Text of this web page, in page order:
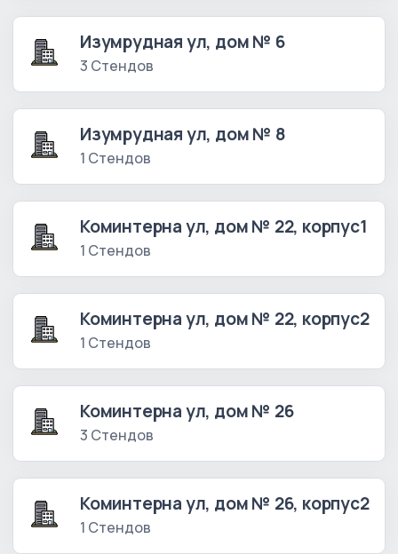
Изумрудная ул, дом № 6
3 Стендов
Изумрудная ул, дом № 8
1 Стендов
Коминтерна ул, дом № 22, корпус1
1 Стендов
Коминтерна ул, дом № 22, корпус2
1 Стендов
Коминтерна ул, дом № 26
3 Стендов
Коминтерна ул, дом № 26, корпус2
1 Стендов